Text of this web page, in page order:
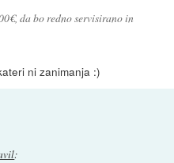
da bo redno servisirano in
ni zanimanja :)
: